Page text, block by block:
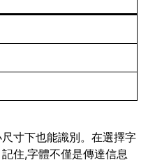
寸下也能識別。在選擇字
住,字體不僅是傳達信息